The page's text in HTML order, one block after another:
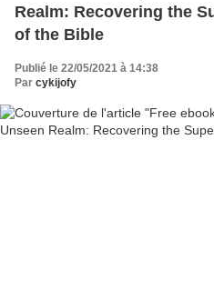
Realm: Recovering the
of the Bible
Publié le 22/05/2021 à 14:38
Par cykijofy